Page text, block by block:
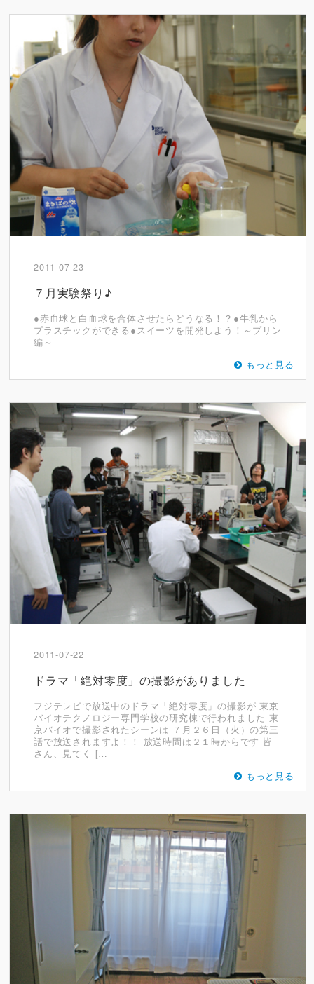
2011-07-23
７月実験祭り♪
●赤血球と白血球を合体させたらどうなる！？●牛乳から
プラスチックができる●スイーツを開発しよう！～プリン
編～
もっと見る
2011-07-22
ドラマ「絶対零度」の撮影がありました
フジテレビで放送中のドラマ「絶対零度」の撮影が 東京
バイオテクノロジー専門学校の研究棟で行われました 東
京バイオで撮影されたシーンは ７月２６日（火）の第三
話で放送されますよ！！ 放送時間は２１時からです 皆
さん、見てく […
もっと見る